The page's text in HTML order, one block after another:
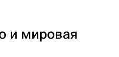
и мировая